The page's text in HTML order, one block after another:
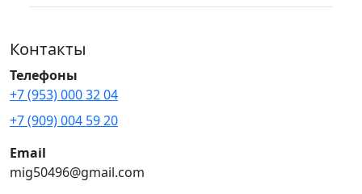
Контакты
Телефоны
+7 (953) 000 32 04
+7 (909) 004 59 20
Email
mig50496@gmail.com